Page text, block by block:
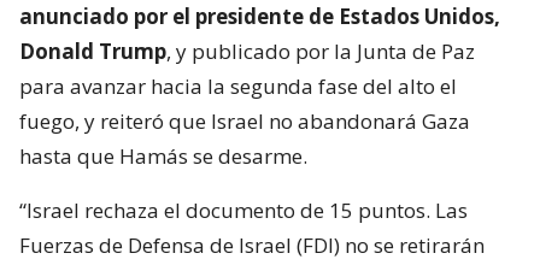
anunciado por el presidente de Estados Unidos,
Donald Trump, y publicado por la Junta de Paz
para avanzar hacia la segunda fase del alto el
fuego, y reiteró que Israel no abandonará Gaza
hasta que Hamás se desarme.
“Israel rechaza el documento de 15 puntos. Las
Fuerzas de Defensa de Israel (FDI) no se retirarán